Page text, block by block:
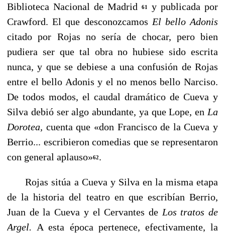
Biblioteca Nacional de Madrid
61
y publicada por
Crawford. El que desconozcamos El bello Adonis
citado por Rojas no sería de chocar, pero bien
pudiera ser que tal obra no hubiese sido escrita
nunca, y que se debiese a una confu­sión de Rojas
entre el bello Adonis y el no menos bello Narciso.
De todos modos, el caudal dramático de Cueva y
Silva debió ser algo abundante, ya que Lope, en La
Dorotea, cuenta que «don Francisco de la Cueva y
Berrio... escribieron comedias que se representaron
con general aplauso»62.
Rojas sitúa a Cueva y Silva en la misma etapa
de la historia del teatro en que escribían Berrio,
Juan de la Cueva y el Cervantes de Los tratos de
Argel. A esta época pertenece, efec­tivamente, la